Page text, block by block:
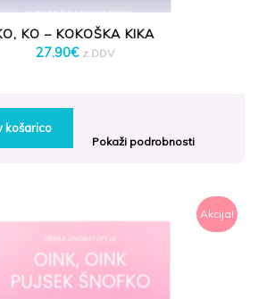
KO – KOKOŠKA KIKA
27.90€ z DDV
košarico
Pokaži podrobnosti
Akcija!